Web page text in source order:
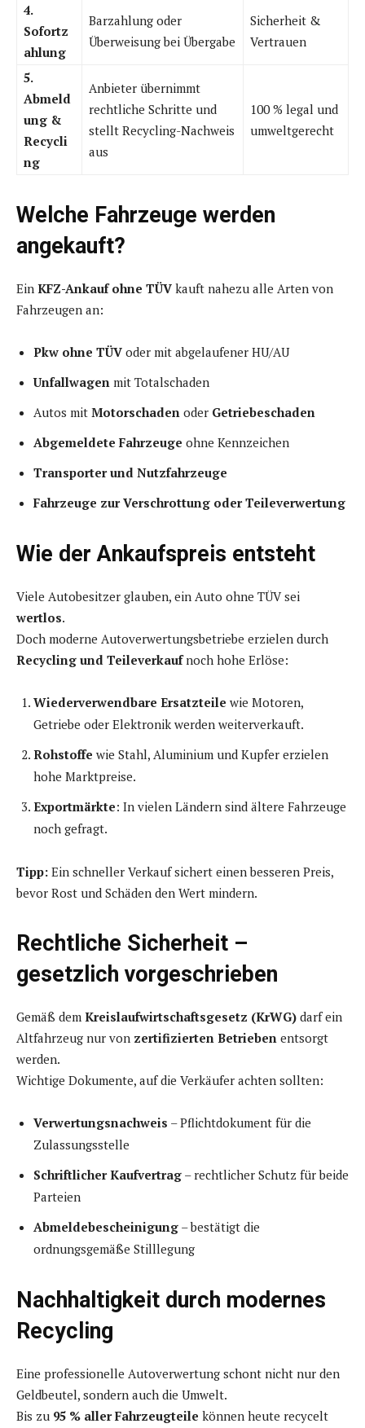
4.
Sofortz
ahlung
Barzahlung oder
Überweisung bei Übergabe
Sicherheit &
Vertrauen
5.
Abmeld
ung &
Recycli
ng
Anbieter übernimmt
rechtliche Schritte und
stellt Recycling-Nachweis
aus
100 % legal und
umweltgerecht
Welche Fahrzeuge werden
angekauft?
Ein KFZ-Ankauf ohne TÜV kauft nahezu alle Arten von
Fahrzeugen an:
Pkw ohne TÜV oder mit abgelaufener HU/AU
Unfallwagen mit Totalschaden
Autos mit Motorschaden oder Getriebeschaden
Abgemeldete Fahrzeuge ohne Kennzeichen
Transporter und Nutzfahrzeuge
Fahrzeuge zur Verschrottung oder Teileverwertung
Wie der Ankaufspreis entsteht
Viele Autobesitzer glauben, ein Auto ohne TÜV sei
wertlos.
Doch moderne Autoverwertungsbetriebe erzielen durch
Recycling und Teileverkaufnoch hohe Erlöse:
Wiederverwendbare Ersatzteile wie Motoren,
Getriebe oder Elektronik werden weiterverkauft.
Rohstoffe wie Stahl, Aluminium und Kupfer erzielen
hohe Marktpreise.
Exportmärkte: In vielen Ländern sind ältere Fahrzeuge
noch gefragt.
Tipp: Ein schneller Verkauf sichert einen besseren Preis,
bevor Rost und Schäden den Wert mindern.
Rechtliche Sicherheit –
gesetzlich vorgeschrieben
Gemäß dem Kreislaufwirtschaftsgesetz (KrWG) darf ein
Altfahrzeug nur von zertifizierten Betrieben entsorgt
werden.
Wichtige Dokumente, auf die Verkäufer achten sollten:
Verwertungsnachweis – Pflichtdokument für die
Zulassungsstelle
Schriftlicher Kaufvertrag – rechtlicher Schutz für beide
Parteien
Abmeldebescheinigung – bestätigt die
ordnungsgemäße Stilllegung
Nachhaltigkeit durch modernes
Recycling
Eine professionelle Autoverwertung schont nicht nur den
Geldbeutel, sondern auch die Umwelt.
Bis zu 95 % aller Fahrzeugteile können heute recycelt